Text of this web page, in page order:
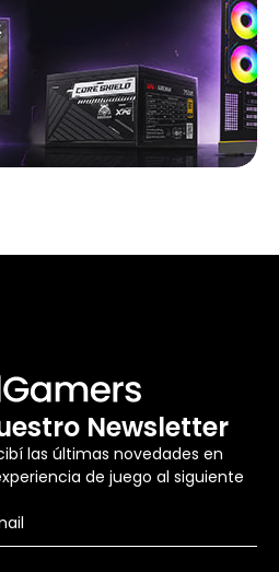
Newsletter
las últimas novedades en
de juego al siguiente